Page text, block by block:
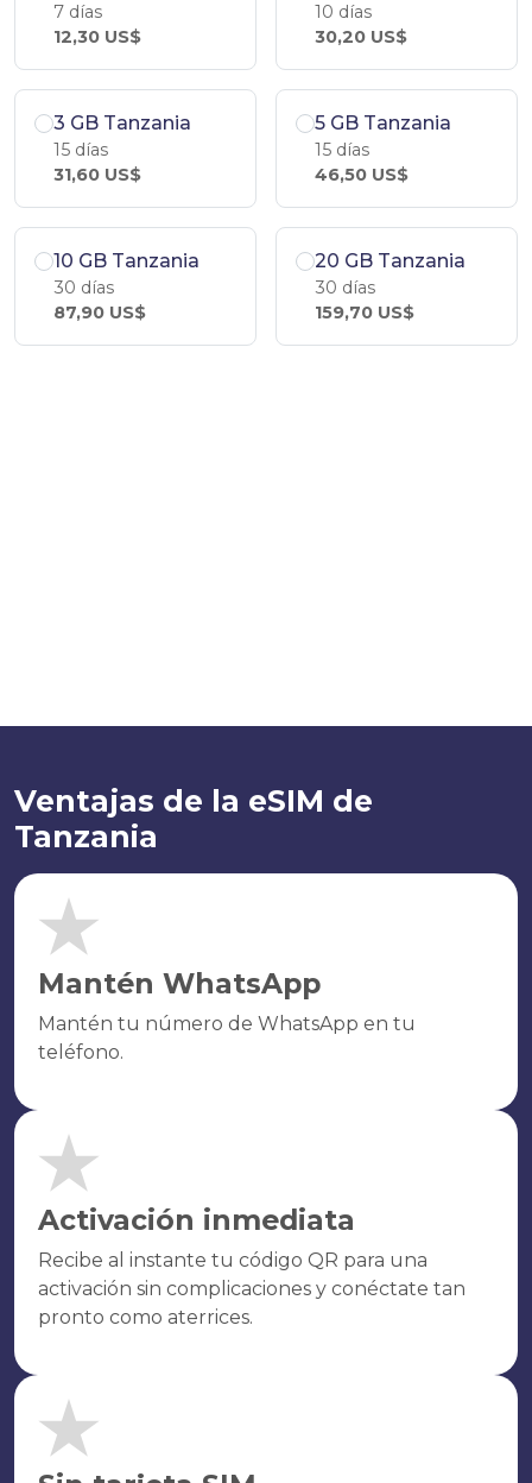
7 días
12,30 US$
10 días
30,20 US$
3 GB Tanzania
15 días
31,60 US$
5 GB Tanzania
15 días
46,50 US$
10 GB Tanzania
30 días
87,90 US$
20 GB Tanzania
30 días
159,70 US$
Ventajas de la eSIM de
Tanzania
Mantén WhatsApp
Mantén tu número de WhatsApp en tu
teléfono.
Activación inmediata
Recibe al instante tu código QR para una
activación sin complicaciones y conéctate tan
pronto como aterrices.